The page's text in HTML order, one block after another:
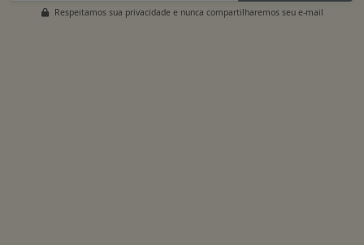
Respeitamos sua privacidade e nunca compartilharemos seu e-mail